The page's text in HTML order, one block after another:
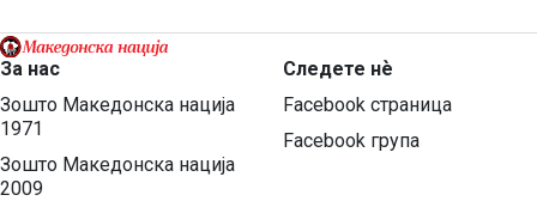
За нас
Зошто Македонска нација
1971
Зошто Македонска нација
2009
Следете нѐ
Facebook страница
Facebook група